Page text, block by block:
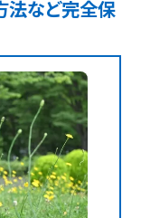
法など完全保